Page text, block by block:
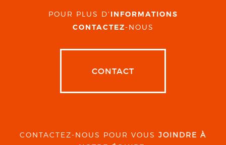
POUR PLUS D' INFORMATIONS
CONTACTEZ-NOUS
CONTACT
CONTACTEZ-NOUS POUR VOUS JOINDRE À